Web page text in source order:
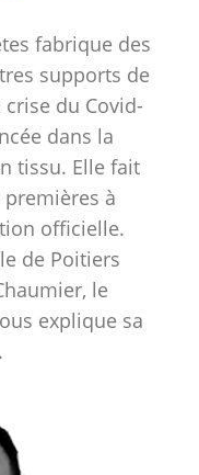
fabrique des
supports de
du Covid-
dans la
tissu. Elle fait
premières à
officielle.
de Poitiers
le
explique sa